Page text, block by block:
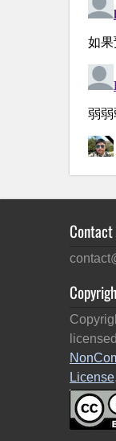
Contact
License.